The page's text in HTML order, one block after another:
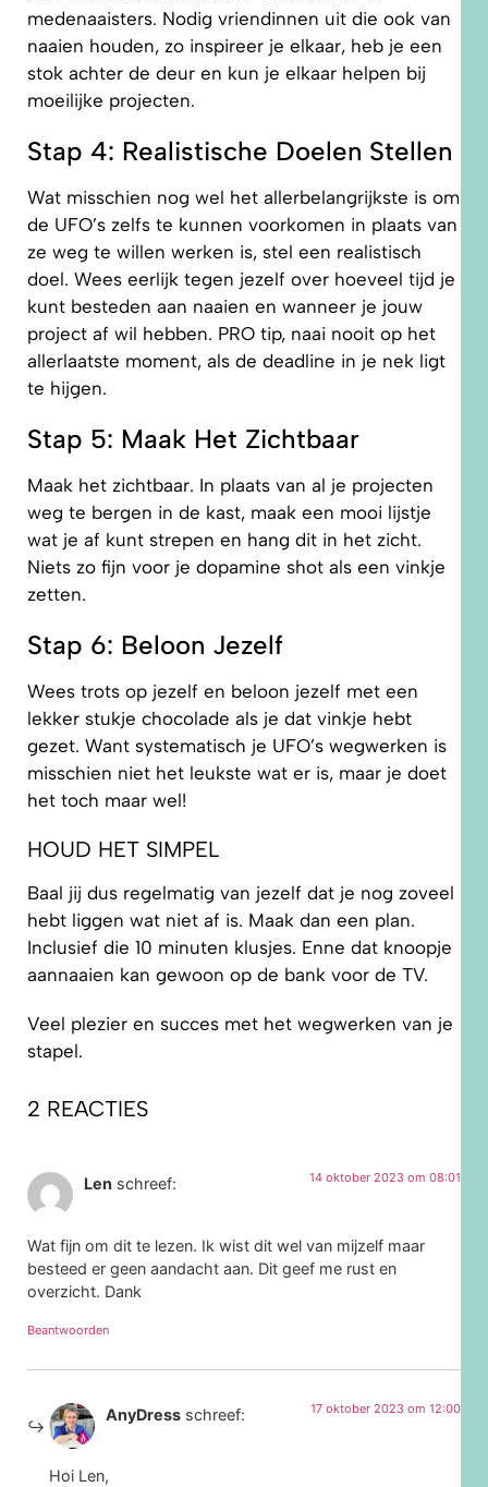
medenaaisters. Nodig vriendinnen uit die ook van
naaien houden, zo inspireer je elkaar, heb je een
stok achter de deur en kun je elkaar helpen bij
moeilijke projecten.
Stap 4: Realistische Doelen Stellen
Wat misschien nog wel het allerbelangrijkste is om
de UFO’s zelfs te kunnen voorkomen in plaats van
ze weg te willen werken is, stel een realistisch
doel. Wees eerlijk tegen jezelf over hoeveel tijd je
kunt besteden aan naaien en wanneer je jouw
project af wil hebben. PRO tip, naai nooit op het
allerlaatste moment, als de deadline in je nek ligt
te hijgen.
Stap 5: Maak Het Zichtbaar
Maak het zichtbaar. In plaats van al je projecten
weg te bergen in de kast, maak een mooi lijstje
wat je af kunt strepen en hang dit in het zicht.
Niets zo fijn voor je dopamine shot als een vinkje
zetten.
Stap 6: Beloon Jezelf
Wees trots op jezelf en beloon jezelf met een
lekker stukje chocolade als je dat vinkje hebt
gezet. Want systematisch je UFO’s wegwerken is
misschien niet het leukste wat er is, maar je doet
het toch maar wel!
HOUD HET SIMPEL
Baal jij dus regelmatig van jezelf dat je nog zoveel
hebt liggen wat niet af is. Maak dan een plan.
Inclusief die 10 minuten klusjes. Enne dat knoopje
aannaaien kan gewoon op de bank voor de TV.
Veel plezier en succes met het wegwerken van je
stapel.
2 REACTIES
Len schreef: 14 oktober 2023 om 08:01
Wat fijn om dit te lezen. Ik wist dit wel van mijzelf maar
besteed er geen aandacht aan. Dit geef me rust en
overzicht. Dank
Beantwoorden
AnyDress schreef: 17 oktober 2023 om 12:00
Hoi Len,